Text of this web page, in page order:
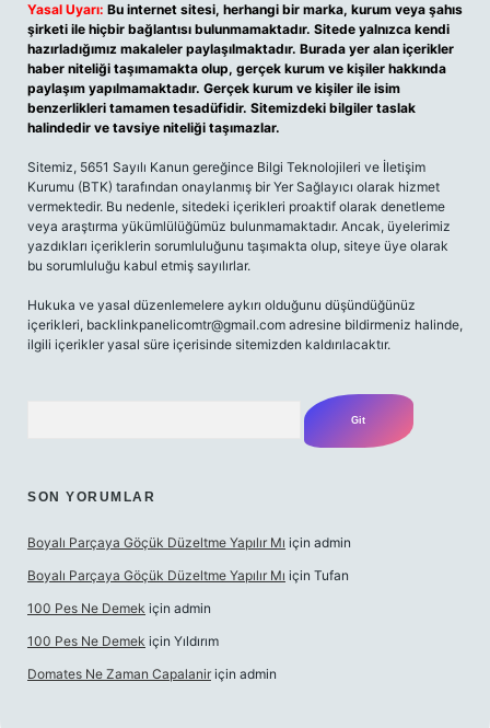
Yasal Uyarı: Bu internet sitesi, herhangi bir marka, kurum veya şahıs
şirketi ile hiçbir bağlantısı bulunmamaktadır. Sitede yalnızca kendi
hazırladığımız makaleler paylaşılmaktadır. Burada yer alan içerikler
haber niteliği taşımamakta olup, gerçek kurum ve kişiler hakkında
paylaşım yapılmamaktadır. Gerçek kurum ve kişiler ile isim
benzerlikleri tamamen tesadüfidir. Sitemizdeki bilgiler taslak
halindedir ve tavsiye niteliği taşımazlar.
Sitemiz, 5651 Sayılı Kanun gereğince Bilgi Teknolojileri ve İletişim
Kurumu (BTK) tarafından onaylanmış bir Yer Sağlayıcı olarak hizmet
vermektedir. Bu nedenle, sitedeki içerikleri proaktif olarak denetleme
veya araştırma yükümlülüğümüz bulunmamaktadır. Ancak, üyelerimiz
yazdıkları içeriklerin sorumluluğunu taşımakta olup, siteye üye olarak
bu sorumluluğu kabul etmiş sayılırlar.
Hukuka ve yasal düzenlemelere aykırı olduğunu düşündüğünüz
içerikleri, backlinkpanelicomtr@gmail.com adresine bildirmeniz halinde,
ilgili içerikler yasal süre içerisinde sitemizden kaldırılacaktır.
SON YORUMLAR
Boyalı Parçaya Göçük Düzeltme Yapılır Mı için admin
Boyalı Parçaya Göçük Düzeltme Yapılır Mı için Tufan
100 Pes Ne Demek için admin
100 Pes Ne Demek için Yıldırım
Domates Ne Zaman Capalanir için admin